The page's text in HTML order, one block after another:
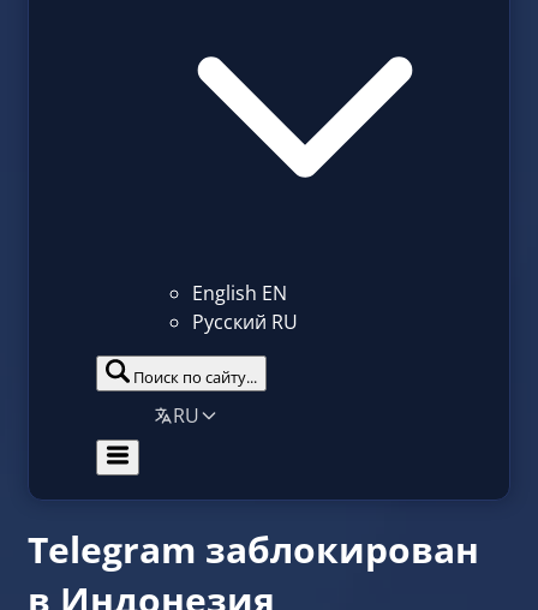
English EN
Русский RU
Поиск по сайту...
RU
Telegram заблокирован
в Индонезия